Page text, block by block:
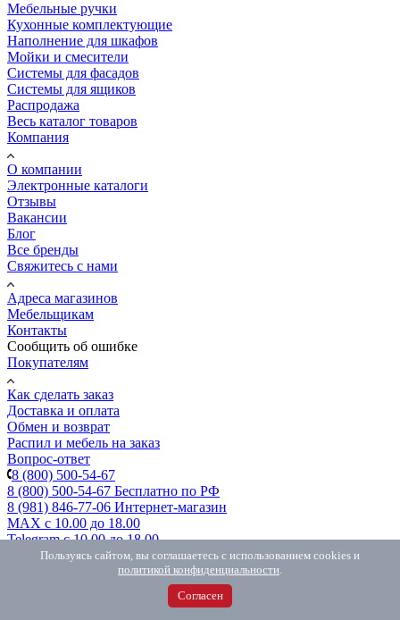
Мебельные ручки
Кухонные комплектующие
Наполнение для шкафов
Мойки и смесители
Системы для фасадов
Системы для ящиков
Распродажа
Весь каталог товаров
Компания
О компании
Электронные каталоги
Отзывы
Вакансии
Блог
Все бренды
Свяжитесь с нами
Адреса магазинов
Мебельщикам
Контакты
Сообщить об ошибке
Покупателям
Как сделать заказ
Доставка и оплата
Обмен и возврат
Распил и мебель на заказ
Вопрос-ответ
8 (800) 500-54-67
8 (800) 500-54-67 Бесплатно по РФ
8 (981) 846-77-06 Интернет-магазин
MAX с 10.00 до 18.00
Telegram с 10.00 до 18.00
Пользуясь сайтом, вы соглашаетесь с использованием cookies и
политикой конфиденциальности.
Согласен